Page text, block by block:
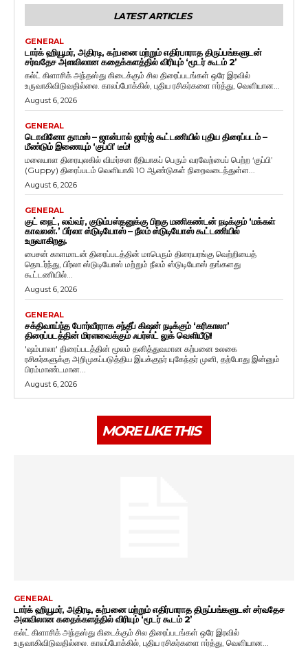
LATEST ARTICLES
GENERAL
டார்க் ஹியூமர், அதிரடி, கற்பனை மற்றும் எதிர்பாராத திருப்பங்களுடன்
சர்வதேச அளவிலான கதைக்களத்தில் விரியும் ‘மூடர் கூடம் 2’
கல்ட் கிளாசிக் அந்தஸ்து கிடைக்கும் சில திரைப்படங்கள் ஒரே இரவில்
உருவாகிவிடுவதில்லை. காலப்போக்கில், புதிய ரசிகர்களை ஈர்த்து, வெளியான...
August 6, 2026
GENERAL
டொவினோ தாமஸ் – ஜான்பால் ஜார்ஜ் கூட்டணியில் புதிய திரைப்படம் –
மீண்டும் இணையும் ‘குப்பி’ டீம்!
மலையாள திரையுலகில் விமர்சன ரீதியாகப் பெரும் வரவேற்பைப் பெற்ற ‘குப்பி’
(Guppy) திரைப்படம் வெளியாகி 10 ஆண்டுகள் நிறைவடைந்துள்ள...
August 6, 2026
GENERAL
குட் நைட், லவ்வர், குடும்பஸ்தனுக்கு பிறகு மணிகண்டன் நடிக்கும் ‘மக்கள்
காவலன்.’ பிர்லா ஸ்டுடியோஸ் – நீலம் ஸ்டுடியோஸ் கூட்டணியில்
உருவாகிறது.
பைசன் காளமாடன் திரைப்படத்தின் மாபெரும் திரையரங்கு வெற்றியைத்
தொடர்ந்து, பிர்லா ஸ்டுடியோஸ் மற்றும் நீலம் ஸ்டுடியோஸ் தங்களது
கூட்டணியில்...
August 6, 2026
GENERAL
சக்திவாய்ந்த போர்வீரராக சந்தீப் கிஷன் நடிக்கும் ‘கரிகாலா’
திரைப்படத்தின் மிரளவைக்கும் ஃபர்ஸ்ட் லுக் வெளியீடு!
'ஷம்பாலா' திரைப்படத்தின் மூலம் தனித்துவமான கற்பனை உலகை
ரசிகர்களுக்கு அறிமுகப்படுத்திய இயக்குநர் யுகேந்தர் முனி, தற்போது இன்னும்
பிரம்மாண்டமான...
August 6, 2026
MORE LIKE THIS
GENERAL
டார்க் ஹியூமர், அதிரடி, கற்பனை மற்றும் எதிர்பாராத திருப்பங்களுடன் சர்வதேச
அளவிலான கதைக்களத்தில் விரியும் ‘மூடர் கூடம் 2’
கல்ட் கிளாசிக் அந்தஸ்து கிடைக்கும் சில திரைப்படங்கள் ஒரே இரவில்
உருவாகிவிடுவதில்லை. காலப்போக்கில், புதிய ரசிகர்களை ஈர்த்து, வெளியான...